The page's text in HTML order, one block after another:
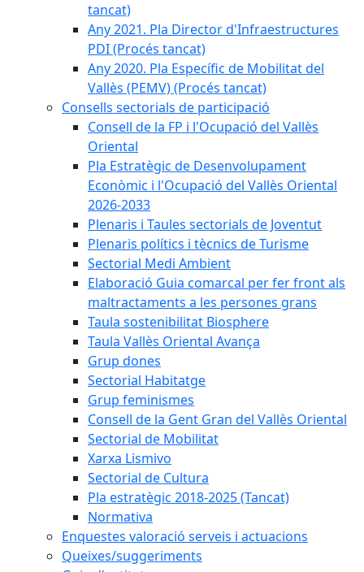
tancat)
Any 2021. Pla Director d'Infraestructures
PDI (Procés tancat)
Any 2020. Pla Específic de Mobilitat del
Vallès (PEMV) (Procés tancat)
Consells sectorials de participació
Consell de la FP i l'Ocupació del Vallès
Oriental
Pla Estratègic de Desenvolupament
Econòmic i l'Ocupació del Vallès Oriental
2026-2033
Plenaris i Taules sectorials de Joventut
Plenaris polítics i tècnics de Turisme
Sectorial Medi Ambient
Elaboració Guia comarcal per fer front als
maltractaments a les persones grans
Taula sostenibilitat Biosphere
Taula Vallès Oriental Avança
Grup dones
Sectorial Habitatge
Grup feminismes
Consell de la Gent Gran del Vallès Oriental
Sectorial de Mobilitat
Xarxa Lismivo
Sectorial de Cultura
Pla estratègic 2018-2025 (Tancat)
Normativa
Enquestes valoració serveis i actuacions
Queixes/suggeriments